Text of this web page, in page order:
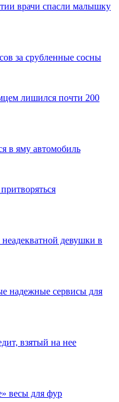
врачи спасли малышку
за срубленные сосны
лишился почти 200
в яму автомобиль
девушки в
надежные сервисы для
взятый на нее
весы для фур